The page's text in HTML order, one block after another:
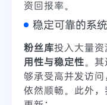
资回报率。
稳定可靠的系
粉丝库投入大量
用性与稳定性。
够承受高并发访
依然顺畅。此外